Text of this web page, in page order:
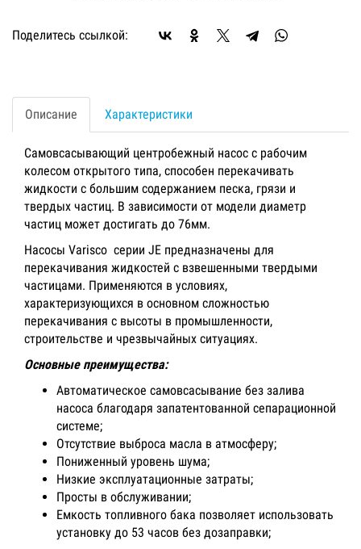
Поделитесь ссылкой:
Описание Характеристики
Самовсасывающий центробежный насос с рабочим
колесом открытого типа, способен перекачивать
жидкости с большим содержанием песка, грязи и
твердых частиц. В зависимости от модели диаметр
частиц может достигать до 76мм.
Насосы Varisco серии JE предназначены для
перекачивания жидкостей с взвешенными твердыми
частицами. Применяются в условиях,
характеризующихся в основном сложностью
перекачивания с высоты в промышленности,
строительстве и чрезвычайных ситуациях.
Основные преимущества:
Автоматическое самовсасывание без залива
насоса благодаря запатентованной сепарационной
системе;
Отсутствие выброса масла в атмосферу;
Пониженный уровень шума;
Низкие эксплуатационные затраты;
Просты в обслуживании;
Емкость топливного бака позволяет использовать
установку до 53 часов без дозаправки;